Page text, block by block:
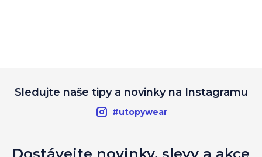
Sledujte naše tipy a novinky na Instagramu
#utopywear